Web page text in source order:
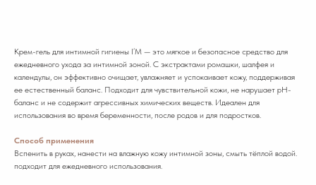
Крем-гель для интимной гигиены I’M — это мягкое и безопасное средство для
ежедневного ухода за интимной зоной. С экстрактами ромашки, шалфея и
календулы, он эффективно очищает, увлажняет и успокаивает кожу, поддерживая
ее естественный баланс. Подходит для чувствительной кожи, не нарушает pH-
баланс и не содержит агрессивных химических веществ. Идеален для
использования во время беременности, после родов и для подростков.
Способ применения
Вспенить в руках, нанести на влажную кожу интимной зоны, смыть тёплой водой.
подходит для ежедневного использования.